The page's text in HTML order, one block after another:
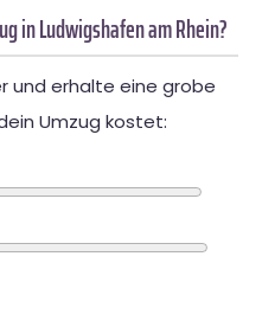
in Ludwigshafen am Rhein?
und erhalte eine grobe
Umzug kostet: